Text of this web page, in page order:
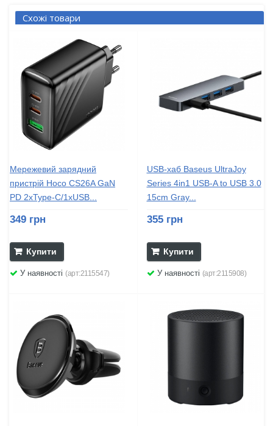
Схожі товари
Мережевий зарядний
пристрій Hoco CS26A GaN
PD 2хType-C/1хUSB...
349 грн
Купити
У наявності (арт:2115547)
USB-хаб Baseus UltraJoy
Series 4in1 USB-A to USB 3.0
15cm Gray...
355 грн
Купити
У наявності (арт:2115908)